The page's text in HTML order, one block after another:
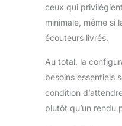
ceux qui
minimale, même si
écouteurs livrés.
Au total, la
besoins essentiels
condition
plutôt qu’un rendu